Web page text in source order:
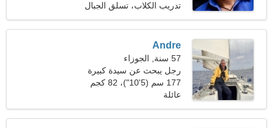
(169 رطلا)
تدريب الكلاب، تسلق الجبال
Andre
57 سنة, الجوزاء
رجل يبحث عن سيدة كبيرة
177 سم (5'10")، 82 كجم
(180 رطلا)
عائلة